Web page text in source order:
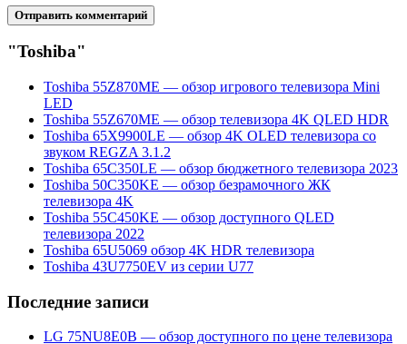
"Toshiba"
Toshiba 55Z870ME — обзор игрового телевизора Mini
LED
Toshiba 55Z670ME — обзор телевизора 4K QLED HDR
Toshiba 65X9900LE — обзор 4K OLED телевизора со
звуком REGZA 3.1.2
Toshiba 65C350LE — обзор бюджетного телевизора 2023
Toshiba 50C350KE — обзор безрамочного ЖК
телевизора 4K
Toshiba 55C450KE — обзор доступного QLED
телевизора 2022
Toshiba 65U5069 обзор 4K HDR телевизора
Toshiba 43U7750EV из серии U77
Последние записи
LG 75NU8E0B — обзор доступного по цене телевизора